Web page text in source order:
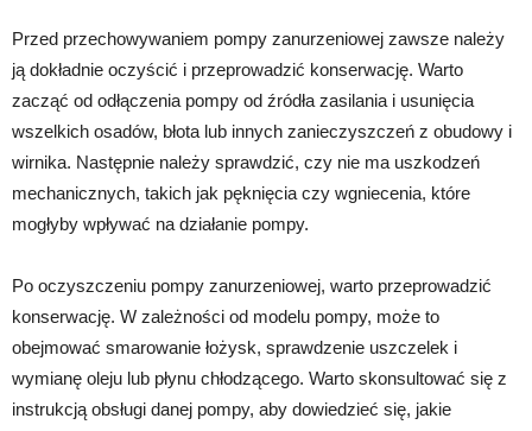
Przed przechowywaniem pompy zanurzeniowej zawsze należy
ją dokładnie oczyścić i przeprowadzić konserwację. Warto
zacząć od odłączenia pompy od źródła zasilania i usunięcia
wszelkich osadów, błota lub innych zanieczyszczeń z obudowy i
wirnika. Następnie należy sprawdzić, czy nie ma uszkodzeń
mechanicznych, takich jak pęknięcia czy wgniecenia, które
mogłyby wpływać na działanie pompy.
Po oczyszczeniu pompy zanurzeniowej, warto przeprowadzić
konserwację. W zależności od modelu pompy, może to
obejmować smarowanie łożysk, sprawdzenie uszczelek i
wymianę oleju lub płynu chłodzącego. Warto skonsultować się z
instrukcją obsługi danej pompy, aby dowiedzieć się, jakie